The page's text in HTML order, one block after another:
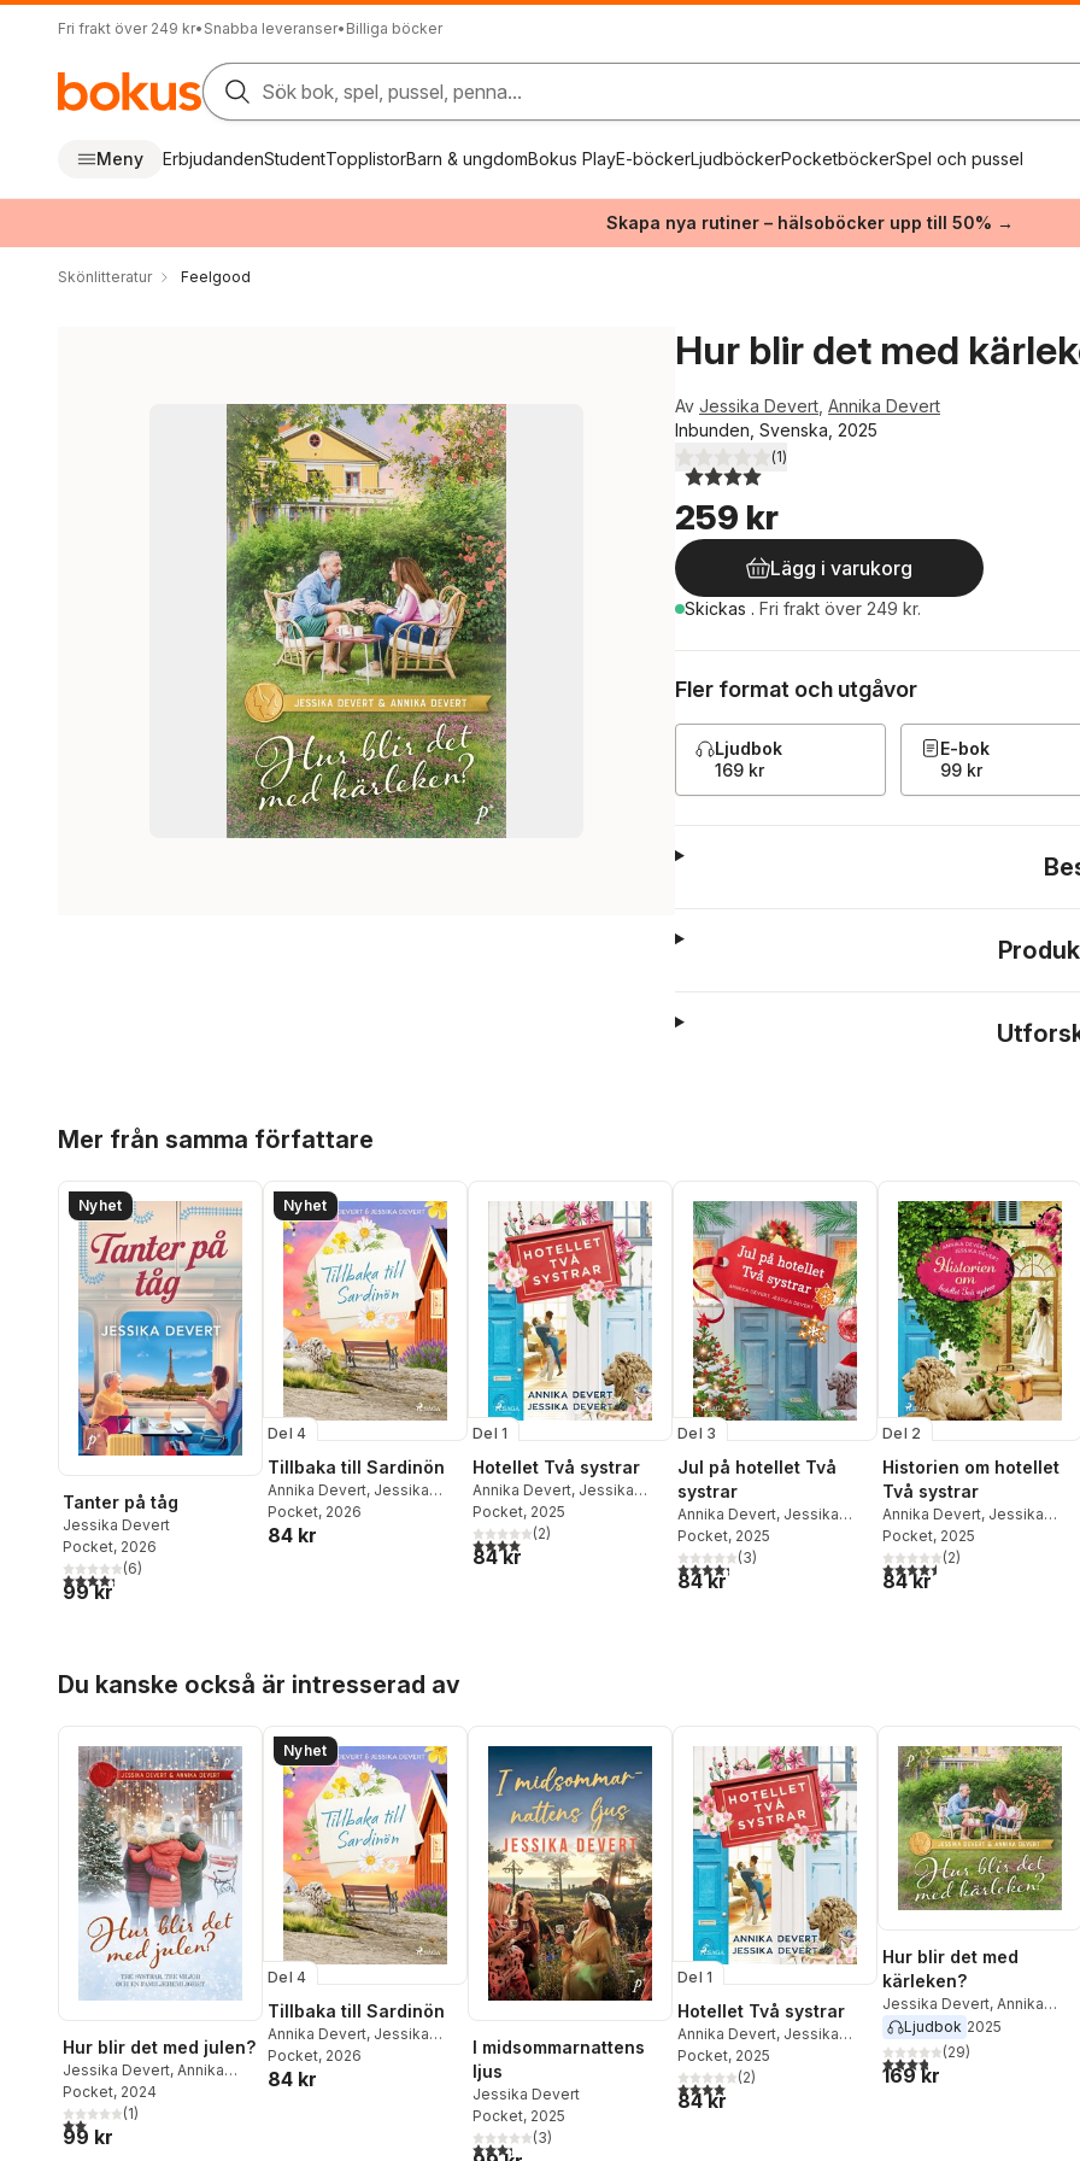
Fri frakt över 249 kr• Snabba leveranser• Billiga böcker
Sök bok, spel, pussel, penna...
Meny ErbjudandenStudentTopplistorBarn & ungdomBokus PlayE-böckerLjudböckerPocketböckerSpel och pussel
Skapa nya rutiner – hälsoböcker upp till 50% →
Skönlitteratur Feelgood
Hur blir det med
Av Jessika Devert Annika Devert
Inbunden, Svenska, 2025
4,0utav 5 stjärnor. Totalt antal röster:
(1)
259 kr
Lägg i varukorg
Skickas . Fri frakt över 249 kr.
Fler format och utgåvor
Ljudbok
169 kr
E-bok
99 kr
Mer från samma författare
Nyhet
Tanter på tåg
Jessika Devert
Pocket, 2026
4,3utav 5 stjärnor. Totalt antal röster:
(6)
99 kr
Nyhet
Del 4
Tillbaka till Sardinön
Annika Devert, Jessika
Devert
Pocket, 2026
84 kr
Del 1
Hotellet Två systrar
Annika Devert, Jessika
Devert
Pocket, 2025
4,0utav 5 stjärnor. Totalt antal röster:
(2)
84 kr
Del 3
Jul på hotellet Två
systrar
Annika Devert, Jessika
Devert
Pocket, 2025
4,3utav 5 stjärnor. Totalt antal röster:
(3)
84 kr
Del 2
Historien om hotellet
Två systrar
Annika Devert, Jessika
Devert
Pocket, 2025
4,5utav 5 stjärnor. Totalt
(2)
84 kr
Du kanske också är intresserad av
Hur blir det med julen?
Jessika Devert, Annika
Devert
Pocket, 2024
2,0utav 5 stjärnor. Totalt antal röster:
(1)
99 kr
Nyhet
Del 4
Tillbaka till Sardinön
Annika Devert, Jessika
Devert
Pocket, 2026
84 kr
I midsommarnattens
ljus
Jessika Devert
Pocket, 2025
3,3utav 5 stjärnor. Totalt antal röster:
(3)
Del 1
Hotellet Två systrar
Annika Devert, Jessika
Devert
Pocket, 2025
4,0utav 5 stjärnor. Totalt antal röster:
(2)
84 kr
Hur blir det med
kärleken?
Jessika Devert, Annika
Devert
Ljudbok 2025
3,8utav 5 stjärnor. Totalt
(29)
169 kr